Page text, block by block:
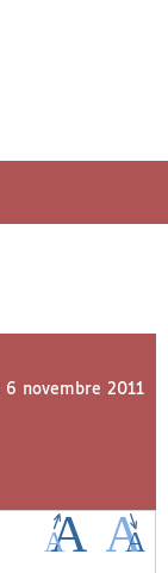
6 novembre 2011